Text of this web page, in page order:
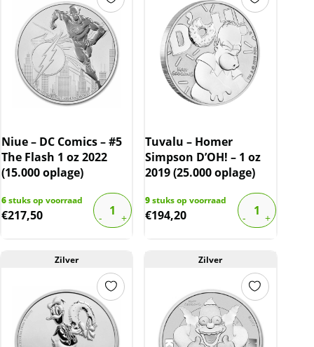
Niue – DC Comics – #5
The Flash 1 oz 2022
(15.000 oplage)
6stuks op voorraad
€217,50
Tuvalu – Homer
Simpson D’OH! – 1 oz
2019 (25.000 oplage)
9stuks op voorraad
€194,20
Zilver Zilver